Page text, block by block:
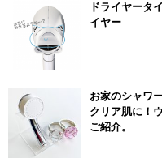
ドライヤータ
イヤー
お家のシャワ
クリア肌に！
ご紹介。